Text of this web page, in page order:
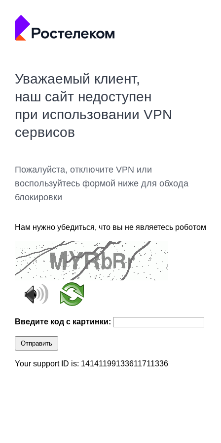
Уважаемый клиент,
наш сайт недоступен
при использовании VPN
сервисов
Пожалуйста, отключите VPN или
воспользуйтесь формой ниже для обхода
блокировки
Нам нужно убедиться, что вы не являетесь роботом
Введите код с картинки:
Отправить
Your support ID is: 14141199133611711336